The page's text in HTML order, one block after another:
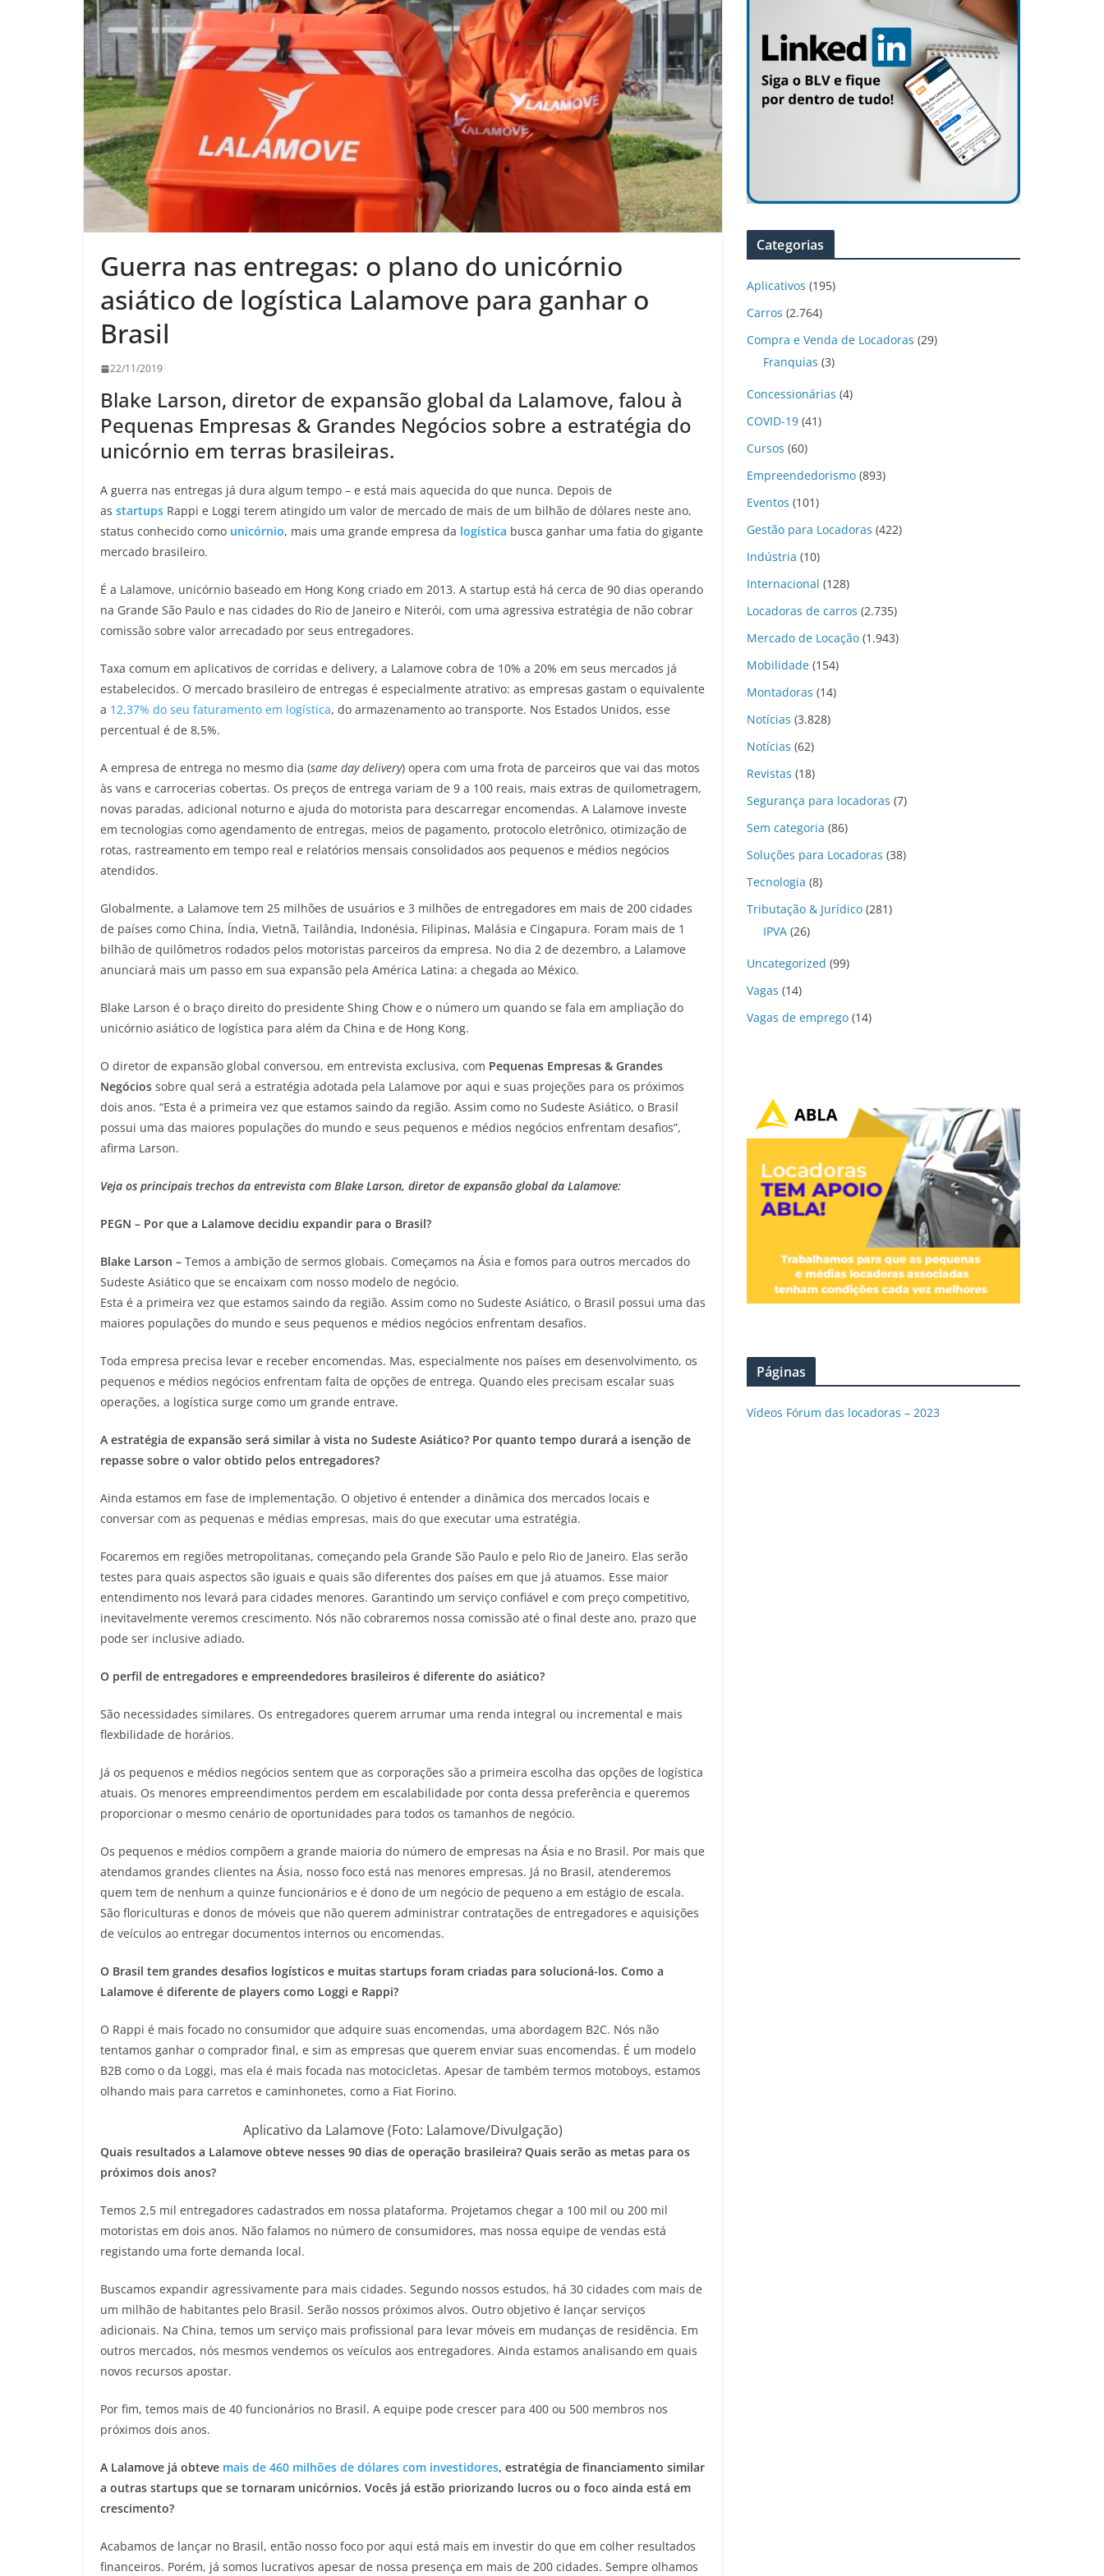
Guerra nas entregas: o plano do unicórnio
asiático de logística Lalamove para ganhar o
Brasil
22/11/2019
Blake Larson, diretor de expansão global da Lalamove, falou à
Pequenas Empresas & Grandes Negócios sobre a estratégia do
unicórnio em terras brasileiras.
A guerra nas entregas já dura algum tempo – e está mais aquecida do que nunca. Depois de
as startups Rappi e Loggi terem atingido um valor de mercado de mais de um bilhão de dólares neste ano,
status conhecido como unicórnio, mais uma grande empresa da logística busca ganhar uma fatia do gigante
mercado brasileiro.
É a Lalamove, unicórnio baseado em Hong Kong criado em 2013. A startup está há cerca de 90 dias operando
na Grande São Paulo e nas cidades do Rio de Janeiro e Niterói, com uma agressiva estratégia de não cobrar
comissão sobre valor arrecadado por seus entregadores.
Taxa comum em aplicativos de corridas e delivery, a Lalamove cobra de 10% a 20% em seus mercados já
estabelecidos. O mercado brasileiro de entregas é especialmente atrativo: as empresas gastam o equivalente
a 12,37% do seu faturamento em logística, do armazenamento ao transporte. Nos Estados Unidos, esse
percentual é de 8,5%.
A empresa de entrega no mesmo dia (same day delivery) opera com uma frota de parceiros que vai das motos
às vans e carrocerias cobertas. Os preços de entrega variam de 9 a 100 reais, mais extras de quilometragem,
novas paradas, adicional noturno e ajuda do motorista para descarregar encomendas. A Lalamove investe
em tecnologias como agendamento de entregas, meios de pagamento, protocolo eletrônico, otimização de
rotas, rastreamento em tempo real e relatórios mensais consolidados aos pequenos e médios negócios
atendidos.
Globalmente, a Lalamove tem 25 milhões de usuários e 3 milhões de entregadores em mais de 200 cidades
de países como China, Índia, Vietnã, Tailândia, Indonésia, Filipinas, Malásia e Cingapura. Foram mais de 1
bilhão de quilômetros rodados pelos motoristas parceiros da empresa. No dia 2 de dezembro, a Lalamove
anunciará mais um passo em sua expansão pela América Latina: a chegada ao México.
Blake Larson é o braço direito do presidente Shing Chow e o número um quando se fala em ampliação do
unicórnio asiático de logística para além da China e de Hong Kong.
O diretor de expansão global conversou, em entrevista exclusiva, com Pequenas Empresas & Grandes
Negócios sobre qual será a estratégia adotada pela Lalamove por aqui e suas projeções para os próximos
dois anos. “Esta é a primeira vez que estamos saindo da região. Assim como no Sudeste Asiático, o Brasil
possui uma das maiores populações do mundo e seus pequenos e médios negócios enfrentam desafios”,
afirma Larson.
Veja os principais trechos da entrevista com Blake Larson, diretor de expansão global da Lalamove:
PEGN – Por que a Lalamove decidiu expandir para o Brasil?
Blake Larson – Temos a ambição de sermos globais. Começamos na Ásia e fomos para outros mercados do
Sudeste Asiático que se encaixam com nosso modelo de negócio.
Esta é a primeira vez que estamos saindo da região. Assim como no Sudeste Asiático, o Brasil possui uma das
maiores populações do mundo e seus pequenos e médios negócios enfrentam desafios.
Toda empresa precisa levar e receber encomendas. Mas, especialmente nos países em desenvolvimento, os
pequenos e médios negócios enfrentam falta de opções de entrega. Quando eles precisam escalar suas
operações, a logística surge como um grande entrave.
A estratégia de expansão será similar à vista no Sudeste Asiático? Por quanto tempo durará a isenção de
repasse sobre o valor obtido pelos entregadores?
Ainda estamos em fase de implementação. O objetivo é entender a dinâmica dos mercados locais e
conversar com as pequenas e médias empresas, mais do que executar uma estratégia.
Focaremos em regiões metropolitanas, começando pela Grande São Paulo e pelo Rio de Janeiro. Elas serão
testes para quais aspectos são iguais e quais são diferentes dos países em que já atuamos. Esse maior
entendimento nos levará para cidades menores. Garantindo um serviço confiável e com preço competitivo,
inevitavelmente veremos crescimento. Nós não cobraremos nossa comissão até o final deste ano, prazo que
pode ser inclusive adiado.
O perfil de entregadores e empreendedores brasileiros é diferente do asiático?
São necessidades similares. Os entregadores querem arrumar uma renda integral ou incremental e mais
flexbilidade de horários.
Já os pequenos e médios negócios sentem que as corporações são a primeira escolha das opções de logística
atuais. Os menores empreendimentos perdem em escalabilidade por conta dessa preferência e queremos
proporcionar o mesmo cenário de oportunidades para todos os tamanhos de negócio.
Os pequenos e médios compõem a grande maioria do número de empresas na Ásia e no Brasil. Por mais que
atendamos grandes clientes na Ásia, nosso foco está nas menores empresas. Já no Brasil, atenderemos
quem tem de nenhum a quinze funcionários e é dono de um negócio de pequeno a em estágio de escala.
São floriculturas e donos de móveis que não querem administrar contratações de entregadores e aquisições
de veículos ao entregar documentos internos ou encomendas.
O Brasil tem grandes desafios logísticos e muitas startups foram criadas para solucioná-los. Como a
Lalamove é diferente de players como Loggi e Rappi?
O Rappi é mais focado no consumidor que adquire suas encomendas, uma abordagem B2C. Nós não
tentamos ganhar o comprador final, e sim as empresas que querem enviar suas encomendas. É um modelo
B2B como o da Loggi, mas ela é mais focada nas motocicletas. Apesar de também termos motoboys, estamos
olhando mais para carretos e caminhonetes, como a Fiat Fiorino.
Aplicativo da Lalamove (Foto: Lalamove/Divulgação)
Quais resultados a Lalamove obteve nesses 90 dias de operação brasileira? Quais serão as metas para os
próximos dois anos?
Temos 2,5 mil entregadores cadastrados em nossa plataforma. Projetamos chegar a 100 mil ou 200 mil
motoristas em dois anos. Não falamos no número de consumidores, mas nossa equipe de vendas está
registando uma forte demanda local.
Buscamos expandir agressivamente para mais cidades. Segundo nossos estudos, há 30 cidades com mais de
um milhão de habitantes pelo Brasil. Serão nossos próximos alvos. Outro objetivo é lançar serviços
adicionais. Na China, temos um serviço mais profissional para levar móveis em mudanças de residência. Em
outros mercados, nós mesmos vendemos os veículos aos entregadores. Ainda estamos analisando em quais
novos recursos apostar.
Por fim, temos mais de 40 funcionários no Brasil. A equipe pode crescer para 400 ou 500 membros nos
próximos dois anos.
A Lalamove já obteve mais de 460 milhões de dólares com investidores, estratégia de financiamento similar
a outras startups que se tornaram unicórnios. Vocês já estão priorizando lucros ou o foco ainda está em
crescimento?
Acabamos de lançar no Brasil, então nosso foco por aqui está mais em investir do que em colher resultados
financeiros. Porém, já somos lucrativos apesar de nossa presença em mais de 200 cidades. Sempre olhamos
Categorias
Aplicativos (195)
Carros (2.764)
Compra e Venda de Locadoras (29)
Franquias (3)
Concessionárias (4)
COVID-19 (41)
Cursos (60)
Empreendedorismo (893)
Eventos (101)
Gestão para Locadoras (422)
Indústria (10)
Internacional (128)
Locadoras de carros (2.735)
Mercado de Locação (1.943)
Mobilidade (154)
Montadoras (14)
Notícias (3.828)
Notícias (62)
Revistas (18)
Segurança para locadoras (7)
Sem categoria (86)
Soluções para Locadoras (38)
Tecnologia (8)
Tributação & Jurídico (281)
IPVA (26)
Uncategorized (99)
Vagas (14)
Vagas de emprego (14)
Páginas
Vídeos Fórum das locadoras – 2023